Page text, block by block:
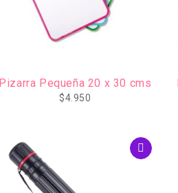
Pizarra Pequeña 20 x 30 cms
$4.950